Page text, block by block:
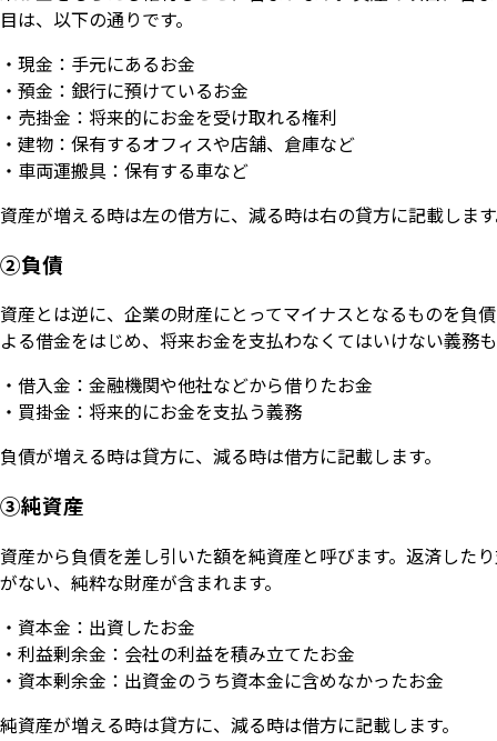
目は、以下の通りです。
・現金：手元にあるお金
・預金：銀行に預けているお金
・売掛金：将来的にお金を受け取れる権利
・建物：保有するオフィスや店舗、倉庫など
・車両運搬具：保有する車など
資産が増える時は左の借方に、減る時は右の貸方に記載しま
②負債
資産とは逆に、企業の財産にとってマイナスとなるものを負
よる借金をはじめ、将来お金を支払わなくてはいけない義務
・借入金：金融機関や他社などから借りたお金
・買掛金：将来的にお金を支払う義務
負債が増える時は貸方に、減る時は借方に記載します。
③純資産
資産から負債を差し引いた額を純資産と呼びます。返済した
がない、純粋な財産が含まれます。
・資本金：出資したお金
・利益剰余金：会社の利益を積み立てたお金
・資本剰余金：出資金のうち資本金に含めなかったお金
純資産が増える時は貸方に、減る時は借方に記載します。